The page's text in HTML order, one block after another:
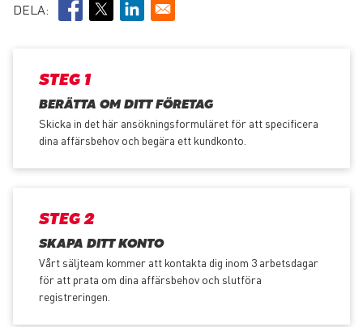
DELA:
STEG 1
BERÄTTA OM DITT FÖRETAG
Skicka in det här ansökningsformuläret för att specificera
dina affärsbehov och begära ett kundkonto.
STEG 2
SKAPA DITT KONTO
Vårt säljteam kommer att kontakta dig inom 3 arbetsdagar
för att prata om dina affärsbehov och slutföra
registreringen.